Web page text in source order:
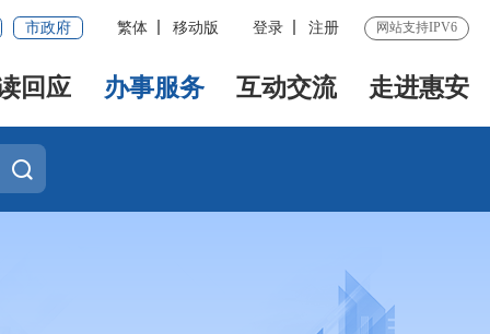
市政府 繁体 移动版 登录 注册 网站支持IPV6
回应 办事服务 互动交流 走进惠安